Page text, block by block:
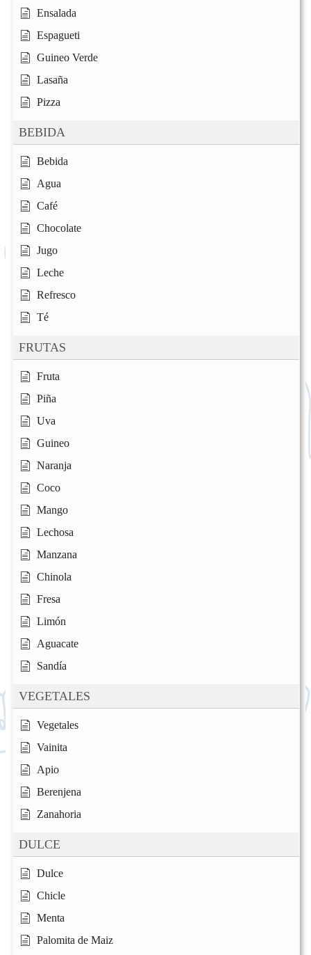
Ensalada
Espagueti
Guineo Verde
Lasaña
Pizza
BEBIDA
Bebida
Agua
Café
Chocolate
Jugo
Leche
Refresco
Té
FRUTAS
Fruta
Piña
Uva
Guineo
Naranja
Coco
Mango
Lechosa
Manzana
Chinola
Fresa
Limón
Aguacate
Sandía
VEGETALES
Vegetales
Vainita
Apio
Berenjena
Zanahoria
DULCE
Dulce
Chicle
Menta
Palomita de Maiz